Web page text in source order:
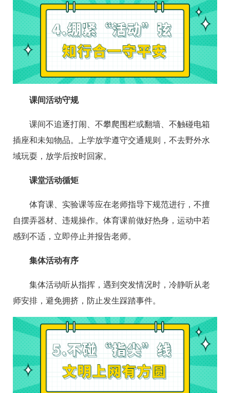
课间活动守规
课间不追逐打闹、不攀爬围栏或翻墙、不触碰电箱
插座和未知物品。上学放学遵守交通规则，不去野外水
域玩耍，放学后按时回家。
课堂活动循矩
体育课、实验课等应在老师指导下规范进行，不擅
自摆弄器材、违规操作。体育课前做好热身，运动中若
感到不适，立即停止并报告老师。
集体活动有序
集体活动听从指挥，遇到突发情况时，冷静听从老
师安排，避免拥挤，防止发生踩踏事件。